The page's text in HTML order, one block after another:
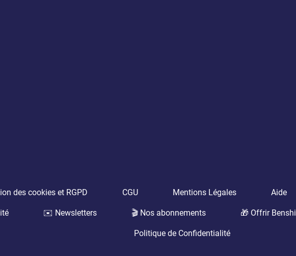
des cookies et RGPD CGU Mentions Légales Aide
✉️ Newsletters 🎬 Nos abonnements 🎁 Offrir Benshi
Politique de Confidentialité